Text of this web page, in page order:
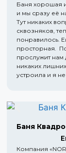
Баня хорошая
и мы сразу её
Тут никаких
сквозняков,
понравилось.
просторная.
прослужит нам
никаких
устроила и я
Баня
Компания